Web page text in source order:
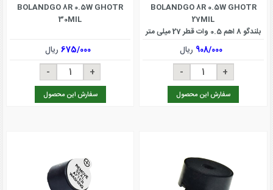
BOLANDGO 8R 0.5W GHOTR
27MIL
بلندگو 8 اهم 0.5 وات قطر 27 میلی متر
908/000 ریال
سفارش این محصول
BOLANDGO 8R 0.5W GHOTR
30MIL
675/000 ریال
سفارش این محصول